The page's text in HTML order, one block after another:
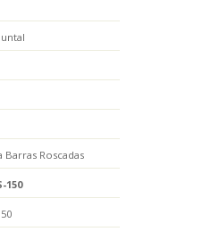
Roscadas
150